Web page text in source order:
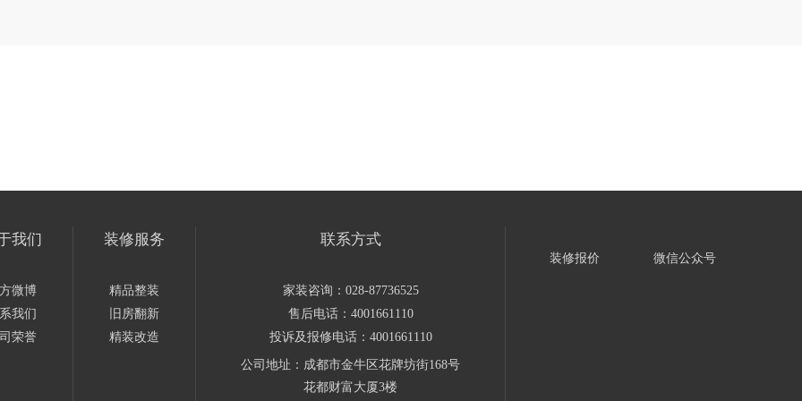
我们
微博
我们
荣誉
装修服务
精品整装
旧房翻新
精装改造
联系方式
家装咨询：028-87736525
售后电话：4001661110
投诉及报修电话：4001661110
公司地址：成都市金牛区花牌坊街168号
花都财富大厦3楼
装修报价 微信公众号